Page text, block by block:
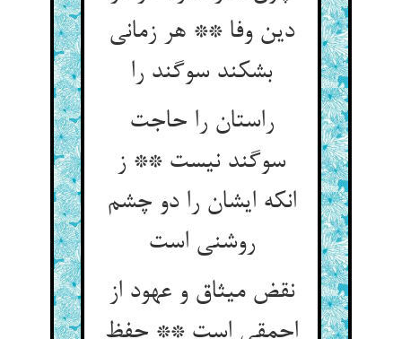
دین وفا ** هر زمانی
بشکند سوگند را
راستان را حاجت
سوگند نیست ** ز
انکه ایشان را دو چشم
روشنی است‏
نقض میثاق و عهود از
احمقی است ** حفظ